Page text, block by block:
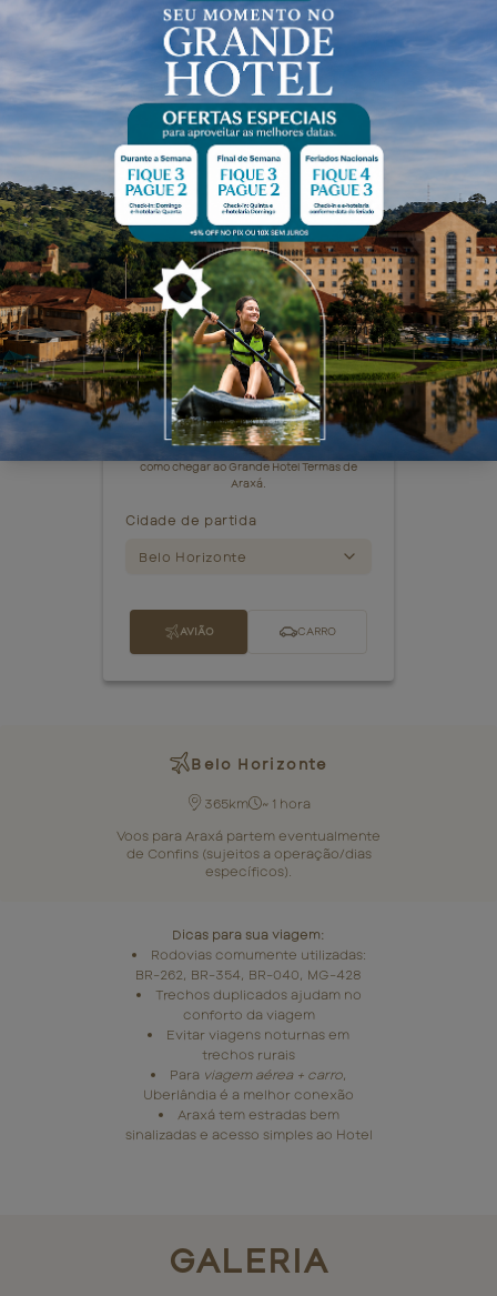
COMO CHEGAR
Veja as opções
Além do transporte aéreo, você pode
transformar a sua ida em uma road trip com
a família.
Selecione uma cidade de partida para ver
como chegar ao Grande Hotel Termas de
Araxá.
Cidade de partida
Belo Horizonte
AVIÃO CARRO
Belo Horizonte
365km ~ 1 hora
Voos para Araxá partem eventualmente
de Confins (sujeitos a operação/dias
específicos).
Dicas para sua viagem:
Rodovias comumente utilizadas:
BR-262, BR-354, BR-040, MG-428
Trechos duplicados ajudam no
conforto da viagem
Evitar viagens noturnas em
trechos rurais
Para viagem aérea + carro,
Uberlândia é a melhor conexão
Araxá tem estradas bem
sinalizadas e acesso simples ao Hotel
GALERIA